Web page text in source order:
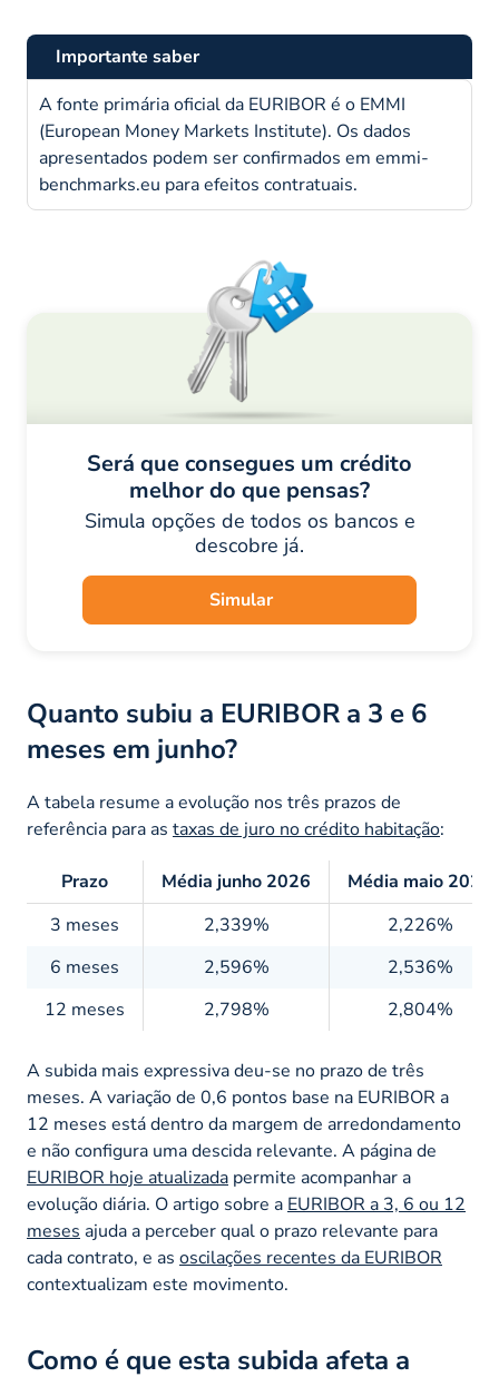
Importante saber
A fonte primária oficial da EURIBOR é o EMMI
(European Money Markets Institute). Os dados
apresentados podem ser confirmados em emmi-
benchmarks.eu para efeitos contratuais.
Será que consegues um crédito
melhor do que pensas?
Simula opções de todos os bancos e
descobre já.
Simular
Quanto subiu a EURIBOR a 3 e 6
meses em junho?
A tabela resume a evolução nos três prazos de
referência para as taxas de juro no crédito habitação:
Prazo Média junho 2026
Média maio 2026
3 meses
2,339%
2,226%
6 meses
2,596%
2,536%
12 meses
2,798% 2,804%
A subida mais expressiva deu-se no prazo de três
meses. A variação de 0,6 pontos base na EURIBOR a
12 meses está dentro da margem de arredondamento
e não configura uma descida relevante. A página de
EURIBOR hoje atualizada permite acompanhar a
evolução diária. O artigo sobre a EURIBOR a 3, 6 ou 12
meses ajuda a perceber qual o prazo relevante para
cada contrato, e as oscilações recentes da EURIBOR
contextualizam este movimento.
Como é que esta subida afeta a